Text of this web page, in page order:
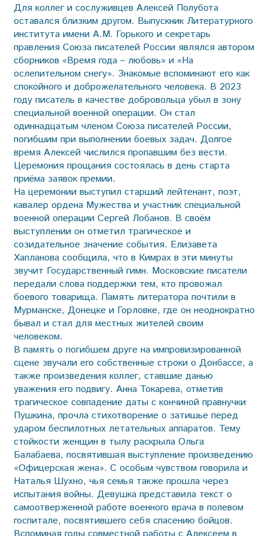
Для коллег и сослуживцев Алексей Полубота
оставался близким другом. Выпускник Литературного
института имени А.М. Горького и секретарь
правления Союза писателей России являлся автором
сборников «Время года – любовь» и «На
ослепительном снегу». Знакомые вспоминают его как
спокойного и доброжелательного человека. В 2023
году писатель в качестве добровольца убыл в зону
специальной военной операции. Он стал
одиннадцатым членом Союза писателей России,
погибшим при выполнении боевых задач. Долгое
время Алексей числился пропавшим без вести.
Церемония прощания состоялась в день старта
приёма заявок премии.
На церемонии выступил старший лейтенант, поэт,
кавалер ордена Мужества и участник специальной
военной операции Сергей Лобанов. В своём
выступлении он отметил трагическое и
созидательное значение события. Елизавета
Хапланова сообщила, что в Кимрах в эти минуты
звучит Государственный гимн. Московские писатели
передали слова поддержки тем, кто провожал
боевого товарища. Память литератора почтили в
Мурманске, Донецке и Горловке, где он неоднократно
бывал и стал для местных жителей своим
человеком.
В память о погибшем друге на импровизированной
сцене звучали его собственные строки о Донбассе, а
также произведения коллег, ставшие данью
уважения его подвигу. Анна Токарева, отметив
трагическое совпадение даты с кончиной правнучки
Пушкина, прочла стихотворение о затишье перед
ударом беспилотных летательных аппаратов. Тему
стойкости женщин в тылу раскрыла Ольга
Балабаева, посвятившая выступление произведению
«Офицерская жена». С особым чувством говорила и
Наталья Шухно, чья семья также прошла через
испытания войны. Девушка представила текст о
самоотверженной работе военного врача в полевом
госпитале, посвятившего себя спасению бойцов.